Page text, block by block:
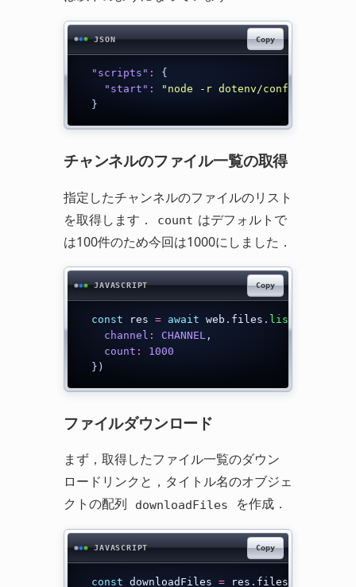
JSON Copy
"scripts" :
{
"start" :
"node -r dotenv/config
}
チャンネルのファイル一覧の取得
指定したチャンネルのファイルのリスト
を取得します．
count はデフォルトで
は100件のため今回は1000にしました．
JAVASCRIPT Copy
const res = await web . files . list
channel : CHANNEL ,
count :
1000
} )
ファイルダウンロード
まず，取得したファイル一覧のダウン
ロードリンクと，タイトル名のオブジェ
クトの配列
downloadFiles を作成．
JAVASCRIPT Copy
const downloadFiles = res . files